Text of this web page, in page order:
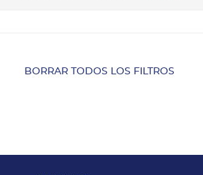
BORRAR TODOS LOS FILTROS